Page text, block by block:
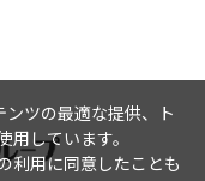
ツの最適な提供、ト
しています。
利用に同意したことも